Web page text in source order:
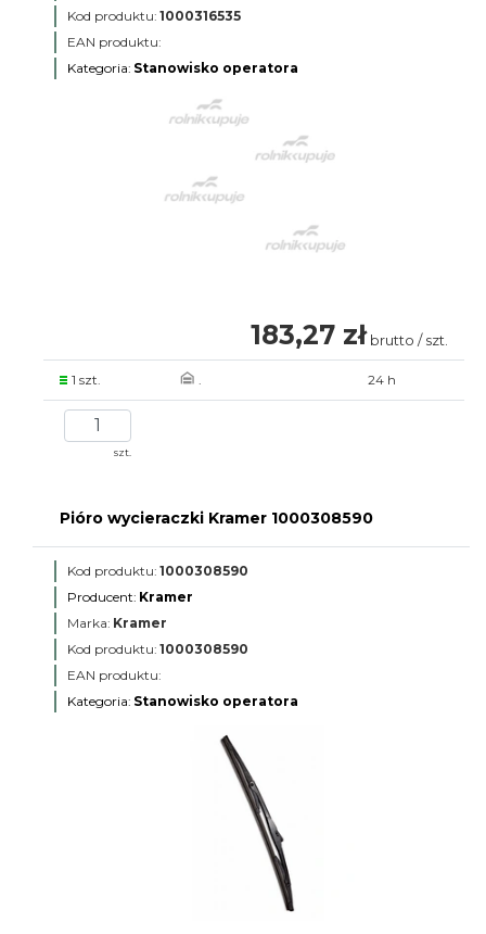
Kod produktu: 1000316535
EAN produktu:
Kategoria: Stanowisko operatora
183,27 zł brutto / szt.
1 szt. . 24 h
szt.
Pióro wycieraczki Kramer 1000308590
Kod produktu: 1000308590
Producent: Kramer
Marka: Kramer
Kod produktu: 1000308590
EAN produktu:
Kategoria: Stanowisko operatora